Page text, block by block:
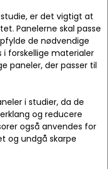
er det vigtigt at
Panelerne skal passe
de nødvendige
i forskellige materialer
paneler, der passer til
i studier, da de
og reducere
også anvendes for
og undgå skarpe